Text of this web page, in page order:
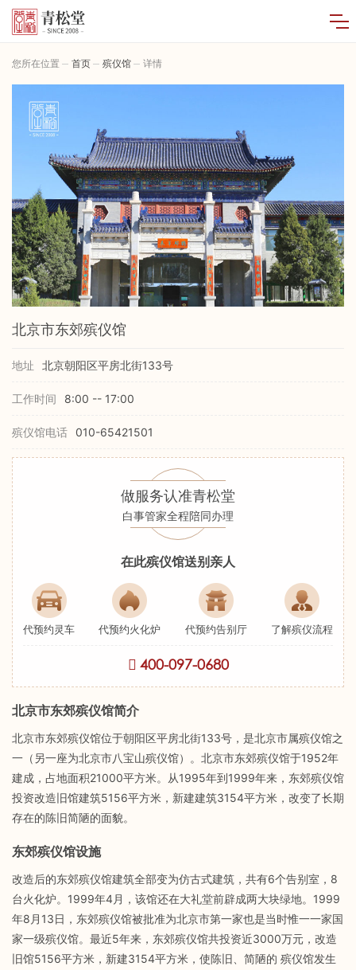
您所在位置 首页 殡仪馆 详情
北京市东郊殡仪馆
地址 北京朝阳区平房北街133号
工作时间 8:00 -- 17:00
殡仪馆电话 010-65421501
做服务认准青松堂
白事管家全程陪同办理
在此殡仪馆送别亲人
代预约灵车 代预约火化炉 代预约告别厅 了解殡仪流程
400-097-0680
北京市东郊殡仪馆简介
北京市东郊殡仪馆位于朝阳区平房北街133号，是北京市属殡仪馆之
一（另一座为北京市八宝山殡仪馆）。北京市东郊殡仪馆于1952年
建成，占地面积21000平方米。从1995年到1999年来，东郊殡仪馆
投资改造旧馆建筑5156平方米，新建建筑3154平方米，改变了长期
存在的陈旧简陋的面貌。
东郊殡仪馆设施
改造后的东郊殡仪馆建筑全部变为仿古式建筑，共有6个告别室，8
台火化炉。1999年4月，该馆还在大礼堂前辟成两大块绿地。1999
年8月13日，东郊殡仪馆被批准为北京市第一家也是当时惟一一家国
家一级殡仪馆。最近5年来，东郊殡仪馆共投资近3000万元，改造
旧馆5156平方米，新建3154平方米，使陈旧、简陋的 殡仪馆发生